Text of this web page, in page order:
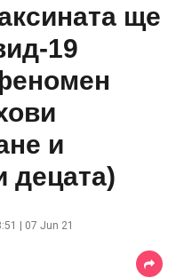
ще
19
и
децата)
| 07 Jun 21